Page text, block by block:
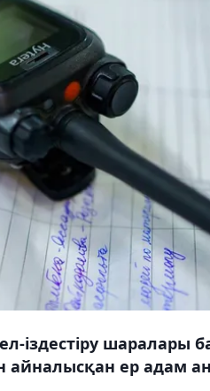
іздестіру шаралары
айналысқан ер адам